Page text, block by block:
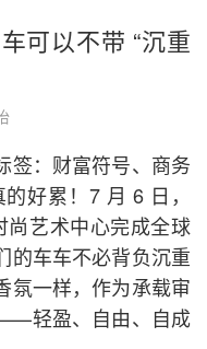
可以不带 “沉重
签：财富符号、商务
好累！7 月 6 日，
尚艺术中心完成全球
的车车不必背负沉重
氛一样，作为承载审
轻盈、自由、自成